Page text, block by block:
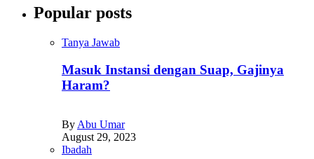
Popular posts
Tanya Jawab
Masuk Instansi dengan Suap, Gajinya
Haram?
By Abu Umar
August 29, 2023
Ibadah